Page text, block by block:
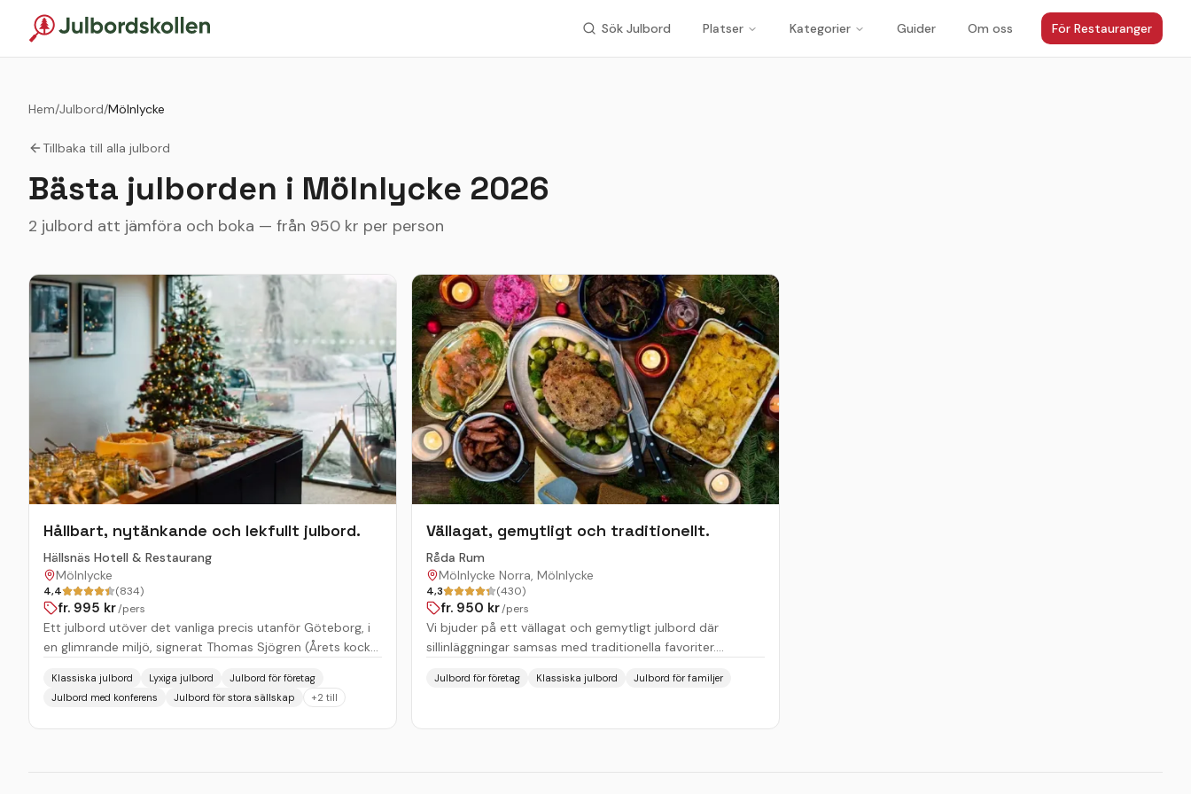
Sök Julbord Platser Kategorier Guider Om oss För Restauranger
Hem/Julbord/Mölnlycke
Tillbaka till alla julbord
Bästa julborden i Mölnlycke 2026
2 julbord att jämföra och boka — från 950 kr per person
Hållbart, nytänkande och lekfullt julbord.
Hällsnäs Hotell & Restaurang
Mölnlycke
4,4 (834)
fr. 995 kr/pers
Ett julbord utöver det vanliga precis utanför Göteborg, i
en glimrande miljö, signerat Thomas Sjögren (Årets kock
även fokuserat kring vilt, grönsaker samt fisk & skaldjur,
allt för att skapa ett hållbart, nytänkande och lekfullt
julbord. Grönsakerna har historiskt sett fått ta mindre
Klassiska julbord Lyxiga julbord
Julbord för företag
Julbord med konferens
Julbord för stora sällskap +2 till
Vällagat, gemytligt och traditionellt.
Råda Rum
Mölnlycke Norra, Mölnlycke
4,3 (430)
fr. 950 kr/pers
Vi bjuder på ett vällagat och gemytligt julbord där
sillinläggningar samsas med traditionella favoriter.
Välkommen att njuta av ett mysigt julbord tillsammans
Julbord för företag Klassiska julbord Julbord för familjer